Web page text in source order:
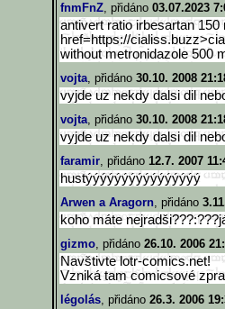
fnmFnZ, přidáno 03.07.2023
antivert ratio irbesartan
href=https://cialiss.buzz>c
without metronidazole 500
vojta, přidáno 30.10. 2008
vyjde uz nekdy dalsi dil
vojta, přidáno 30.10. 2008
vyjde uz nekdy dalsi dil
faramir, přidáno 12.7. 2007
hustýýýýýýýýýýýýýýýý
Arwen a Aragorn, přidáno
koho máte
gizmo, přidáno 26.10. 2006
Navštivte lotr-comics.net!
Vzniká tam comicsové
légolás, přidáno 26.3. 2006